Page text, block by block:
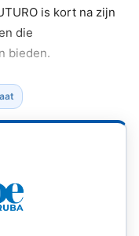
is kort na zijn
die
bieden.